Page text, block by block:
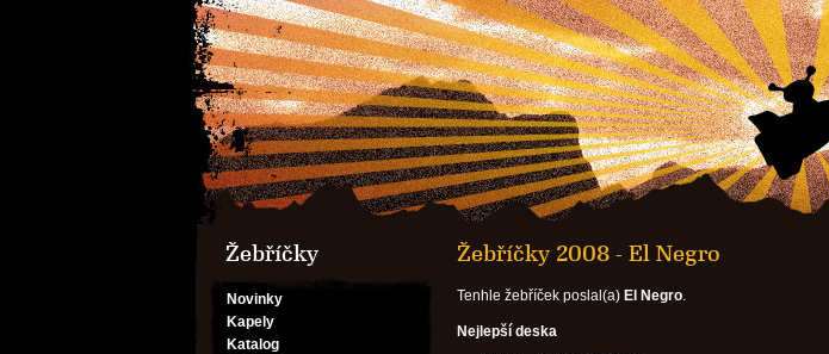
Žebříčky
Novinky
Kapely
Katalog
Žebříčky 2008 - El Negro
Tenhle žebříček poslal(a) El Negro.
Nejlepší deska